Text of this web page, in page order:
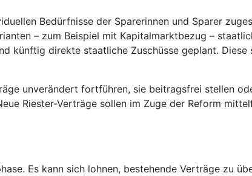
Bedürfnisse der Sparerinnen und Sparer
– zum Beispiel mit Kapitalmarktbezug –
künftig direkte staatliche Zuschüsse geplant. Diese
unverändert fortführen, sie beitragsfrei stellen
Riester-Verträge sollen im Zuge der Reform
Es kann sich lohnen, bestehende Verträge zu